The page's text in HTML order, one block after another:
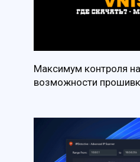
Максимум контроля
возможности